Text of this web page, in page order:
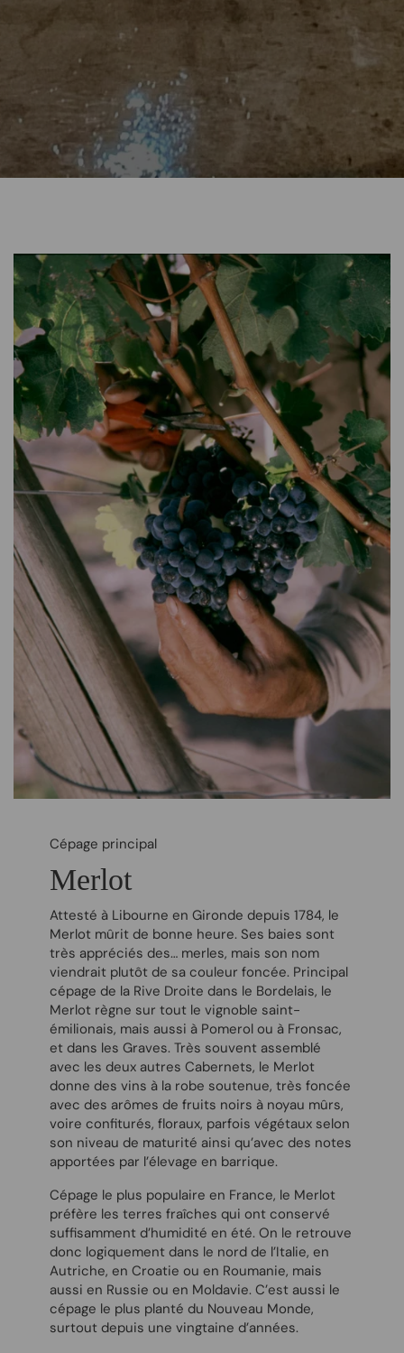
Cépage principal
Merlot
Attesté à Libourne en Gironde depuis 1784, le
Merlot mûrit de bonne heure. Ses baies sont
très appréciés des… merles, mais son nom
viendrait plutôt de sa couleur foncée. Principal
cépage de la Rive Droite dans le Bordelais, le
Merlot règne sur tout le vignoble saint-
émilionais, mais aussi à Pomerol ou à Fronsac,
et dans les Graves. Très souvent assemblé
avec les deux autres Cabernets, le Merlot
donne des vins à la robe soutenue, très foncée
avec des arômes de fruits noirs à noyau mûrs,
voire confiturés, floraux, parfois végétaux selon
son niveau de maturité ainsi qu’avec des notes
apportées par l’élevage en barrique.
Cépage le plus populaire en France, le Merlot
préfère les terres fraîches qui ont conservé
suffisamment d’humidité en été. On le retrouve
donc logiquement dans le nord de l’Italie, en
Autriche, en Croatie ou en Roumanie, mais
aussi en Russie ou en Moldavie. C’est aussi le
cépage le plus planté du Nouveau Monde,
surtout depuis une vingtaine d’années.